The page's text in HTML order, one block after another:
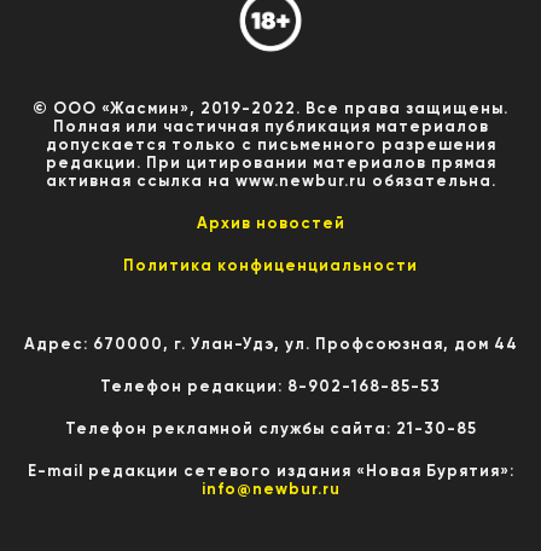
© ООО «Жасмин», 2019-2022. Все права защищены.
Полная или частичная публикация материалов
допускается только с письменного разрешения
редакции. При цитировании материалов прямая
активная ссылка на www.newbur.ru обязательна.
Архив новостей
Политика конфиценциальности
Адрес: 670000, г. Улан-Удэ, ул. Профсоюзная, дом 44
Телефон редакции: 8-902-168-85-53
Телефон рекламной службы сайта: 21-30-85
E-mail редакции сетевого издания «Новая Бурятия»:
info@newbur.ru